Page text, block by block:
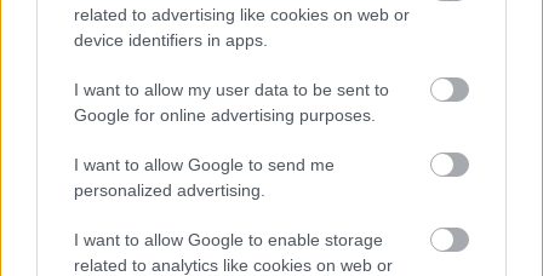
related to advertising like cookies on web or
device identifiers in apps.
I want to allow my user data to be sent to
Google for online advertising purposes.
I want to allow Google to send me
personalized advertising.
I want to allow Google to enable storage
related to analytics like cookies on web or
Ezek egyike, hogy az Egyesült Királyság nem része a
Schengeni egyezménynek, így az utasok
során. Ezt az indító/fogadó állomásokon végzik, a
lezárt peronokra csak érvényes okmányokkal lehet
belépni. Azokon az állomásokon, melyek Londonból
érkező vonatokat fogad, külön peront és
határellenőrzést kell kialakítani a járatoknak. Ennek
a plusz helyigényét és költségét nem sok állomás
vállalja fel.